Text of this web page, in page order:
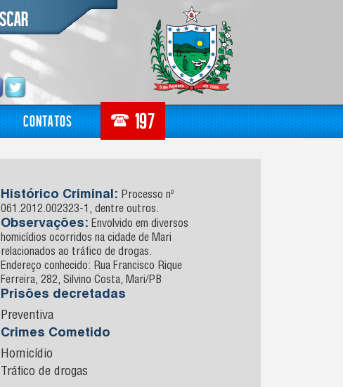
Contatos
Histórico Criminal: Processo nº
061.2012.002323-1, dentre outros.
Observações: Envolvido em diversos
homicídios ocorridos na cidade de Mari
relacionados ao tráfico de drogas.
Endereço conhecido: Rua Francisco Rique
Ferreira, 282, Silvino Costa, Mari/PB
Prisões decretadas
Preventiva
Crimes Cometido
Homicídio
Tráfico de drogas